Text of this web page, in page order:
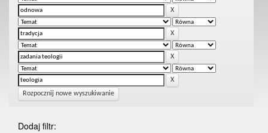
Rozpocznij nowe wyszukiwanie
Dodaj filtr: